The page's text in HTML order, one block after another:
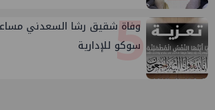
5
وفاة شقيق رشا السعدني
سوكو للإدارية